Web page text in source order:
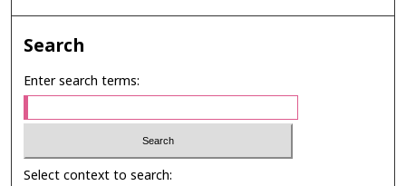
Search
Enter search terms:
Select context to search: